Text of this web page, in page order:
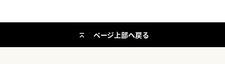
ページ上部へ戻る